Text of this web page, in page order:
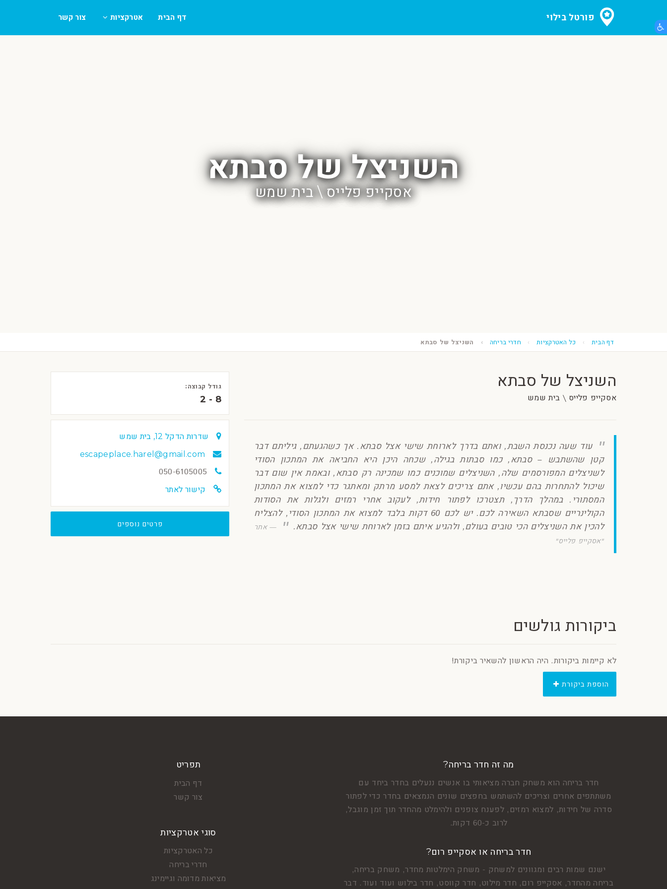
פורטל בילוי דף הבית אטרקציות צור קשר
השניצל של סבתא
אסקייפ פלייס \ בית שמש
דף הבית כל האטרקציות חדרי בריחה השניצל של סבתא
השניצל של סבתא
אסקייפ פלייס \ בית שמש
עוד שעה נכנסת השבת, ואתם בדרך לארוחת שישי אצל סבתא. אך כשהגעתם, גיליתם דבר
קטן שהשתבש – סבתא, כמו סבתות בגילה, שכחה היכן היא החביאה את המתכון הסודי
לשניצלים המפורסמים שלה, השניצלים שמוכנים כמו שמכינה רק סבתא, ובאמת אין שום דבר
שיכול להתחרות בהם עכשיו, אתם צריכים לצאת למסע מרתק ומאתגר כדי למצוא את המתכון
המסתורי. במהלך הדרך, תצטרכו לפתור חידות, לעקוב אחרי רמזים ולגלות את הסודות
הקולינריים שסבתא השאירה לכם. יש לכם 60 דקות בלבד למצוא את המתכון הסודי, להצליח
להכין את השניצלים הכי טובים בעולם, ולהגיע איתם בזמן לארוחת שישי אצל סבתא.
אתר
"אסקייפ פלייס"
גודל קבוצה:
2 - 8
שדרות הדקל 12, בית שמש
escapeplace.harel@gmail.com
050-6105005
קישור לאתר
פרטים נוספים
ביקורות גולשים
לא קיימות ביקורות. היה הראשון להשאיר ביקורת!
הוספת ביקורת
מה זה חדר בריחה?
חדר בריחה הוא משחק חברה מציאותי בו אנשים ננעלים בחדר ביחד עם
משתתפים אחרים וצריכים להשתמש בחפצים שונים הנמצאים בחדר כדי לפתור
סדרה של חידות, למצוא רמזים, לפענח צופנים ולהימלט מהחדר תוך זמן מוגבל,
לרוב כ-60 דקות.
חדר בריחה או אסקייפ רום?
ישנם שמות רבים ומגוונים למשחק - משחק הימלטות מחדר, משחק בריחה,
בריחה מהחדר, אסקייפ רום, חדר מילוט, חדר קווסט, חדר בילוש ועוד ועוד. דבר
תפריט
דף הבית
צור קשר
סוגי אטרקציות
כל האטרקציות
חדרי בריחה
מציאות מדומה וגיימינג
הצג תפריט נגישות